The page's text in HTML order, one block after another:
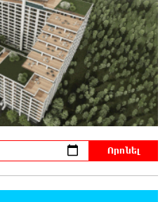
չեղարկե՛ք
հայաստանակործան
Խաչիկ Ասրյան
ինքնավարությունը դառնում
Լիլիա Շուշանյան